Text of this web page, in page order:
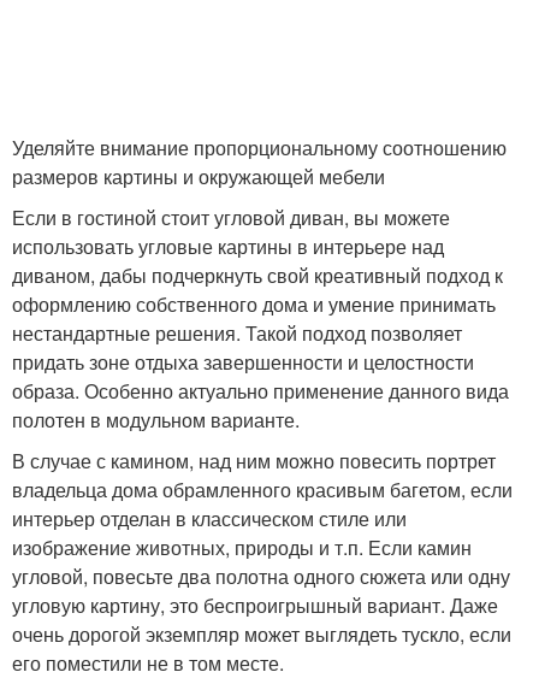
Уделяйте внимание пропорциональному соотношению
размеров картины и окружающей мебели
Если в гостиной стоит угловой диван, вы можете
использовать угловые картины в интерьере над
диваном, дабы подчеркнуть свой креативный подход к
оформлению собственного дома и умение принимать
нестандартные решения. Такой подход позволяет
придать зоне отдыха завершенности и целостности
образа. Особенно актуально применение данного вида
полотен в модульном варианте.
В случае с камином, над ним можно повесить портрет
владельца дома обрамленного красивым багетом, если
интерьер отделан в классическом стиле или
изображение животных, природы и т.п. Если камин
угловой, повесьте два полотна одного сюжета или одну
угловую картину, это беспроигрышный вариант. Даже
очень дорогой экземпляр может выглядеть тускло, если
его поместили не в том месте.